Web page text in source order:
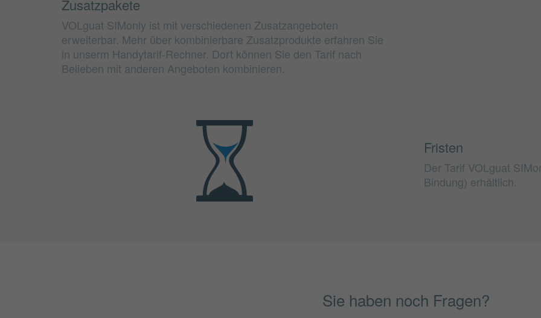
Zusatzpakete
VOLguat SIMonly ist mit verschiedenen Zusatzangeboten
erweiterbar. Mehr über kombinierbare Zusatzprodukte erfahren Sie
in unserm Handytarif-Rechner. Dort können Sie den Tarif nach
Belieben mit anderen Angeboten kombinieren.
Fristen
Der Tarif VOLguat
Bindung) erhältlich.
Sie haben noch Fragen?